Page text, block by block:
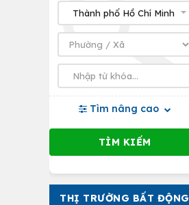
Tìm nâng cao
THỊ TRƯỜNG BẤT ĐỘNG